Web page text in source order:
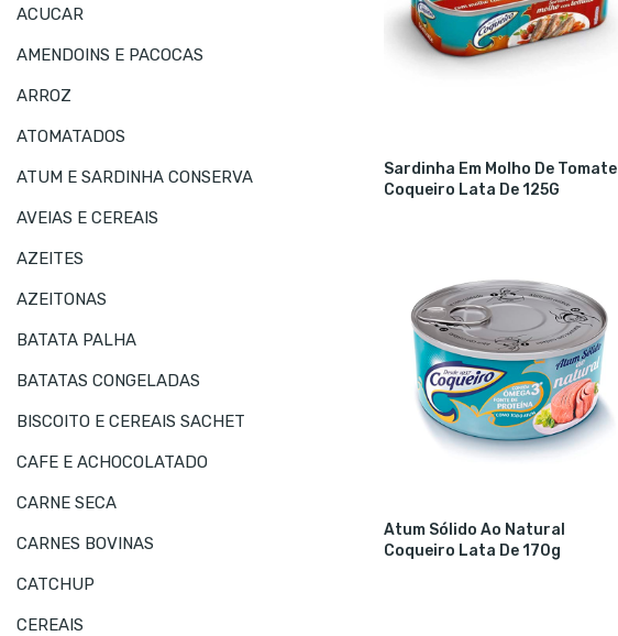
ACUCAR
AMENDOINS E PACOCAS
ARROZ
ATOMATADOS
ATUM E SARDINHA CONSERVA
AVEIAS E CEREAIS
AZEITES
AZEITONAS
BATATA PALHA
BATATAS CONGELADAS
BISCOITO E CEREAIS SACHET
CAFE E ACHOCOLATADO
CARNE SECA
CARNES BOVINAS
CATCHUP
CEREAIS
Sardinha Em Molho De Tomate
Coqueiro Lata De 125G
Atum Sólido Ao Natural
Coqueiro Lata De 170g